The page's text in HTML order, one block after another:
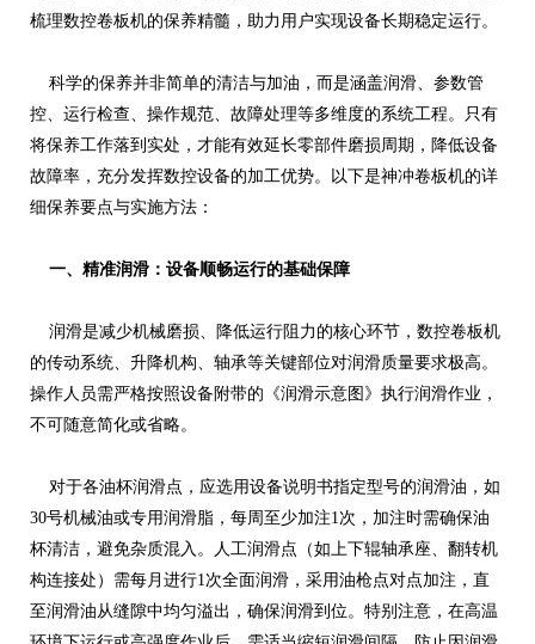
梳理数控卷板机的保养精髓，助力用户实现设备长期稳定运行。
科学的保养并非简单的清洁与加油，而是涵盖润滑、参数管
控、运行检查、操作规范、故障处理等多维度的系统工程。只有
将保养工作落到实处，才能有效延长零部件磨损周期，降低设备
故障率，充分发挥数控设备的加工优势。以下是神冲卷板机的详
细保养要点与实施方法：
一、精准润滑：设备顺畅运行的基础保障
润滑是减少机械磨损、降低运行阻力的核心环节，数控卷板机
的传动系统、升降机构、轴承等关键部位对润滑质量要求极高。
操作人员需严格按照设备附带的《润滑示意图》执行润滑作业，
不可随意简化或省略。
对于各油杯润滑点，应选用设备说明书指定型号的润滑油，如
30号机械油或专用润滑脂，每周至少加注1次，加注时需确保油
杯清洁，避免杂质混入。人工润滑点（如上下辊轴承座、翻转机
构连接处）需每月进行1次全面润滑，采用油枪点对点加注，直
至润滑油从缝隙中均匀溢出，确保润滑到位。特别注意，在高温